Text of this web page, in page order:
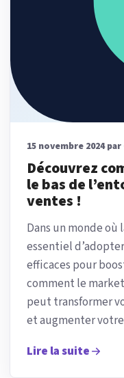
15 novembre 2024
Découvrez
le bas de
ventes !
Dans un monde
essentiel
efficaces pour
comment le
peut transformer
et augmenter votre
Lire la suite